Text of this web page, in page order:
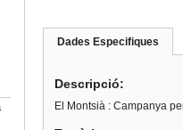
Dades Especifiques
Descripció:
El Montsià : Campanya